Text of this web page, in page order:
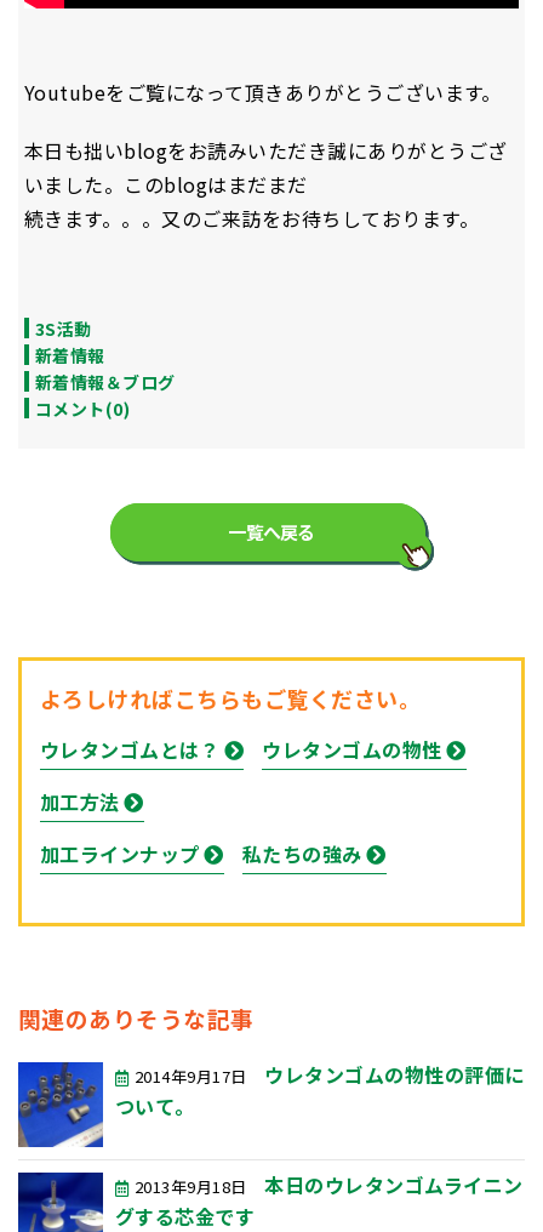
Youtubeをご覧になって頂きありがとうございます。
本日も拙いblogをお読みいただき誠にありがとうござ
いました。このblogはまだまだ
続きます。。。又のご来訪をお待ちしております。
3S活動
新着情報
新着情報＆ブログ
コメント(0)
一覧へ戻る
よろしければこちらもご覧ください。
ウレタンゴムとは？
ウレタンゴムの物性
加工方法
加工ラインナップ
私たちの強み
関連のありそうな記事
2014年9月17日
ウレタンゴムの物性の評価に
ついて。
2013年9月18日
本日のウレタンゴムライニン
グする芯金です